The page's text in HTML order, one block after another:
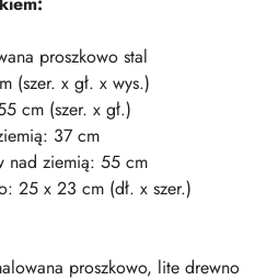
proszkowo stal
(szer. x gł. x wys.)
cm (szer. x gł.)
37 cm
nad ziemią: 55 cm
25 x 23 cm (dł. x szer.)
proszkowo, lite drewno